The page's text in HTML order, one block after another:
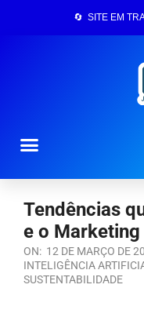
🔄 SITE EM
Tendências
e o
ON: 12 DE MARÇO DE
INTELIGÊNCIA
SUSTENTABILIDADE